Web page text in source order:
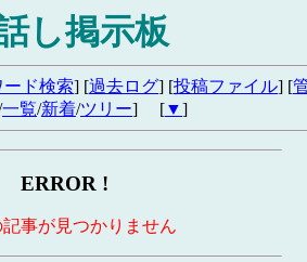
し掲示板
ード検索] [過去ログ] [投稿ファイル] [
一覧/新着/ツリー] [▼]
ERROR !
事が見つかりません